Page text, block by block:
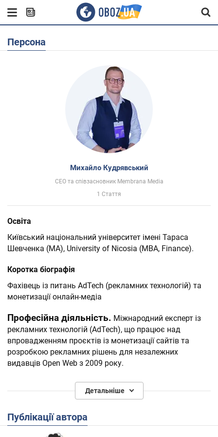
Персона
Михайло Кудрявський
CEO та співзасновник Membrana Media
1 Стаття
Освіта
Київський національний університет імені Тараса
Шевченка (MA), University of Nicosia (MBA, Finance).
Коротка біографія
Фахівець із питань AdTech (рекламних технологій) та
монетизації онлайн-медіа
Професійна діяльність. Міжнародний експерт із
рекламних технологій (AdTech), що працює над
впровадженням проєктів із монетизації сайтів та
розробкою рекламних рішень для незалежних
видавців Open Web з 2009 року.
У 2021 році заснував найбільшу на українському ринку
компанію Membrana Media. Ця платформа займається
та інших персоналізованих рішень.
Детальніше
Публікації автора